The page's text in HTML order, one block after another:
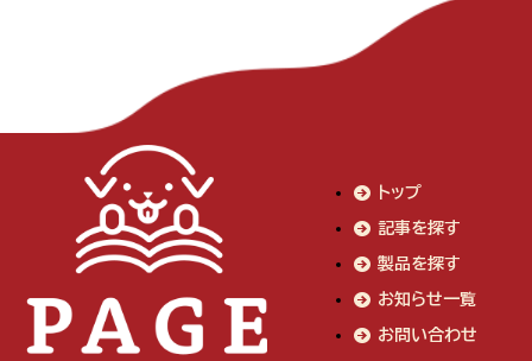
トップ
記事を探す
製品を探す
お知らせ一覧
お問い合わせ